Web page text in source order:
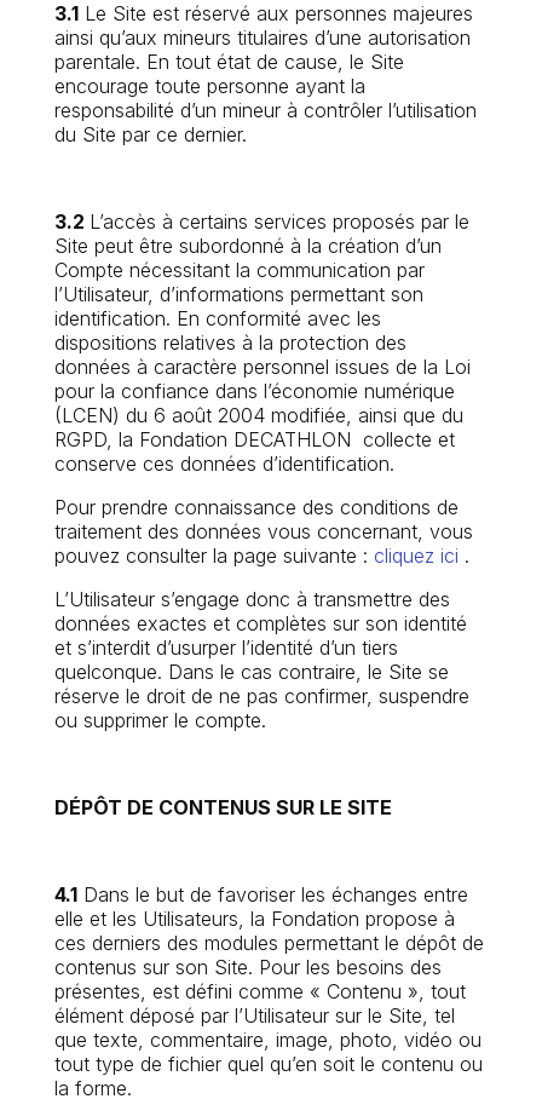
3.1Le Site est réservé aux personnes majeures
ainsi qu’aux mineurs titulaires d’une autorisation
parentale. En tout état de cause, le Site
encourage toute personne ayant la
responsabilité d’un mineur à contrôler l’utilisation
du Site par ce dernier.
3.2 L’accès à certains services proposés par le
Site peut être subordonné à la création d’un
Compte nécessitant la communication par
l’Utilisateur, d’informations permettant son
identification. En conformité avec les
dispositions relatives à la protection des
données à caractère personnel issues de la Loi
pour la confiance dans l’économie numérique
(LCEN) du 6 août 2004 modifiée, ainsi que du
RGPD, la Fondation DECATHLON collecte et
conserve ces données d’identification.
Pour prendre connaissance des conditions de
traitement des données vous concernant, vous
pouvez consulter la page suivante : cliquez ici .
L’Utilisateur s’engage donc à transmettre des
données exactes et complètes sur son identité
et s’interdit d’usurper l’identité d’un tiers
quelconque. Dans le cas contraire, le Site se
réserve le droit de ne pas confirmer, suspendre
ou supprimer le compte.
DÉPÔT DE CONTENUS SUR LE SITE
4.1Dans le but de favoriser les échanges entre
elle et les Utilisateurs, la Fondation propose à
ces derniers des modules permettant le dépôt de
contenus sur son Site. Pour les besoins des
présentes, est défini comme « Contenu », tout
élément déposé par l’Utilisateur sur le Site, tel
que texte, commentaire, image, photo, vidéo ou
tout type de fichier quel qu’en soit le contenu ou
la forme.